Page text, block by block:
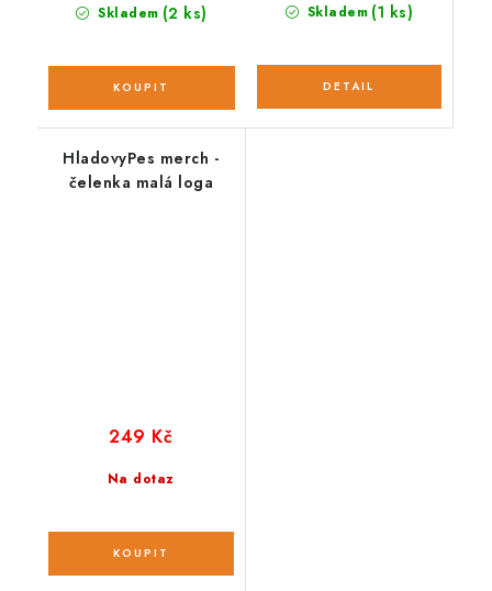
Skladem (2 ks) Skladem (1 ks)
HladovyPes merch -
čelenka malá loga
Na dotaz
249 Kč